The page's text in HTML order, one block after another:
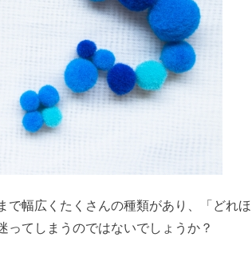
幅広くたくさんの種類があり、「どれほ
ってしまうのではないでしょうか？